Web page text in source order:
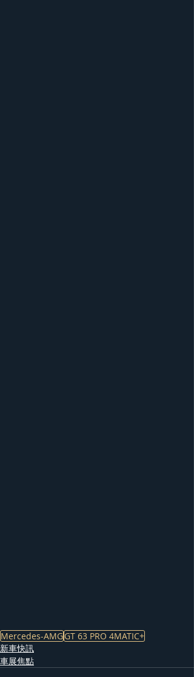
Mercedes-AMGGT 63 PRO 4MATIC+
新車快訊
車展焦點